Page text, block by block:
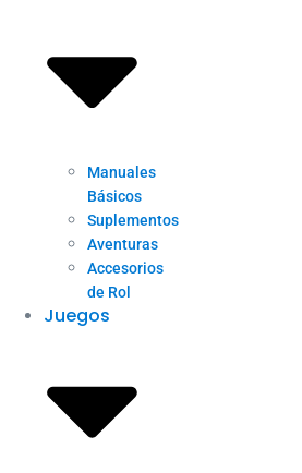
Manuales
Básicos
Suplementos
Aventuras
Accesorios
de Rol
Juegos